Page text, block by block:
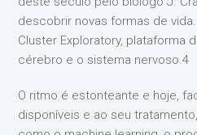
descobrir novas formas de
Cluster Exploratory, plataforma
cérebro e o sistema nervoso.4
O ritmo é estonteante e hoje,
disponíveis e ao seu